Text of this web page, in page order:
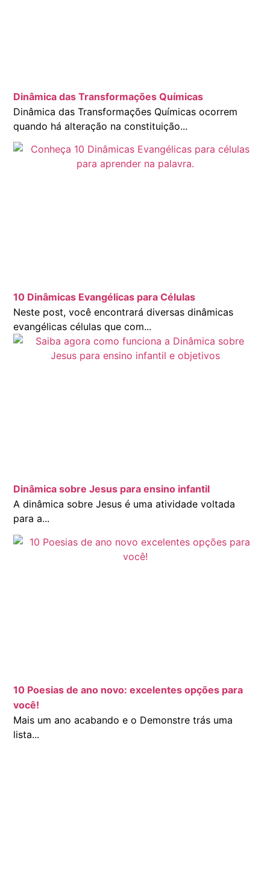
Dinâmica das Transformações Químicas
Dinâmica das Transformações Químicas ocorrem
quando há alteração na constituição...
10 Dinâmicas Evangélicas para Células
Neste post, você encontrará diversas dinâmicas
evangélicas células que com...
Dinâmica sobre Jesus para ensino infantil
A dinâmica sobre Jesus é uma atividade voltada
para a...
10 Poesias de ano novo: excelentes opções para
você!
Mais um ano acabando e o Demonstre trás uma
lista...